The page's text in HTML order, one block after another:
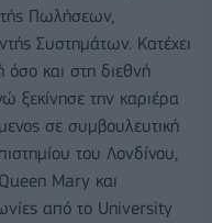
Πωλήσεων,
Συστημάτων. Κατέχει
όσο και στη διεθνή
ξεκίνησε την καριέρα
σε συμβουλευτική
του Λονδίνου,
Mary και
από το University